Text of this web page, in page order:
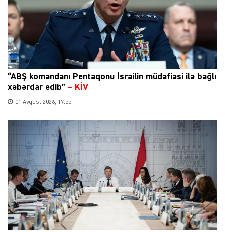
“ABŞ komandanı Pentaqonu İsrailin müdafiəsi ilə bağlı
xəbərdar edib” – KİV
01 Avqust 2026, 17:55